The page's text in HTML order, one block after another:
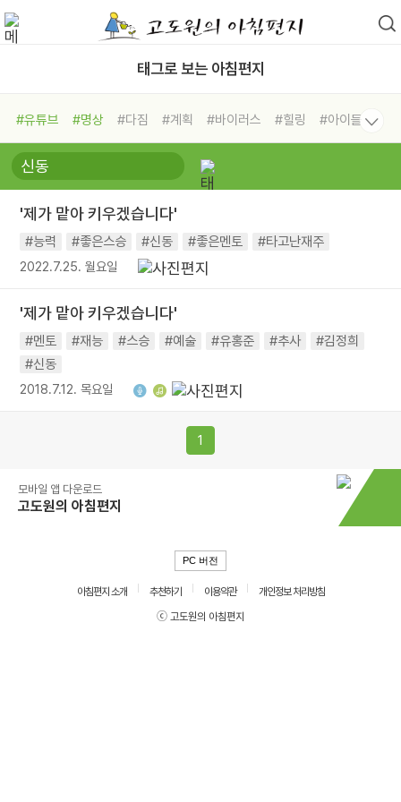
태그로 보는 아침편지
#유튜브 #명상 #다짐 #계획 #바이러스 #힐링
#아이들
#비전캠프
#독서캠프 #삶
#희망
#나눔 #친구 #링컨학교
#독서
#건강 #면역력
'제가 맡아 키우겠습니다'
#능력 #좋은스승 #신동 #좋은멘토 #타고난재주
2022.7.25. 월요일
'제가 맡아 키우겠습니다'
#멘토 #재능 #스승 #예술 #유홍준 #추사
#김정희
#신동
2018.7.12. 목요일
1
모바일 앱 다운로드
고도원의 아침편지
PC 버전
아침편지 소개 추천하기 이용약관
개인정보 처리방침
ⓒ 고도원의 아침편지